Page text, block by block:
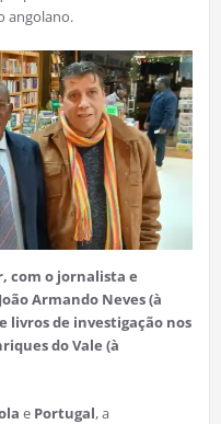
angolano.
com o jornalista e
Armando Neves (à
de investigação nos
do Vale (à
e Portugal, a